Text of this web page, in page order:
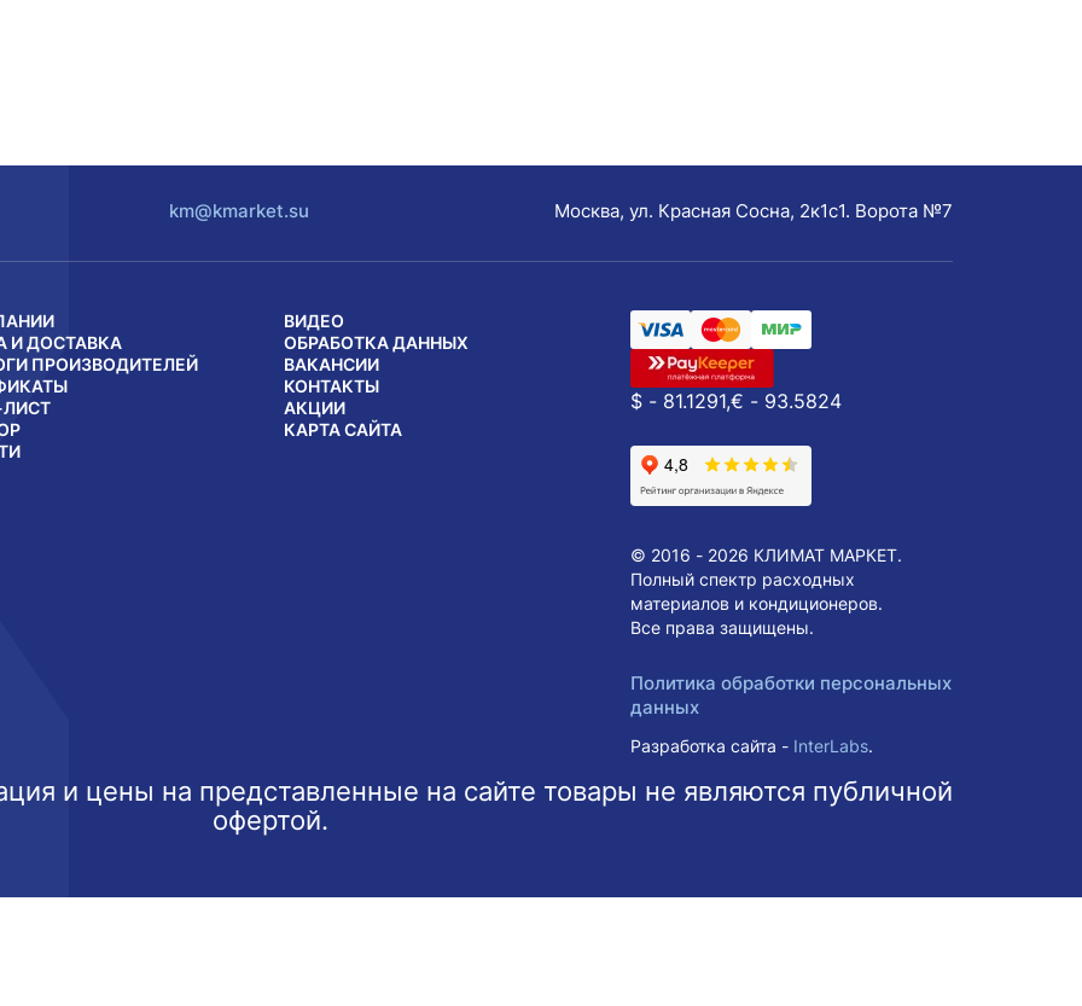
km@kmarket.su Москва, ул. Красная Сосна, 2к1с1. Ворота №7
И ДОСТАВКА
ПРОИЗВОДИТЕЛЕЙ
ВИДЕО
ОБРАБОТКА ДАННЫХ
ВАКАНСИИ
КОНТАКТЫ
АКЦИИ
КАРТА САЙТА
$ - 81.1291,€ - 93.5824
© 2016 - 2026 КЛИМАТ МАРКЕТ.
Полный спектр расходных
материалов и кондиционеров.
Все права защищены.
Политика обработки персональных
данных
Разработка сайта - InterLabs.
и цены на представленные на сайте товары не являются публичной
офертой.